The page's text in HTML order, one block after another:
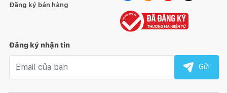
Đăng ký bán hàng
Đăng ký nhận tin
Gửi